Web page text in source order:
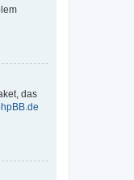
das